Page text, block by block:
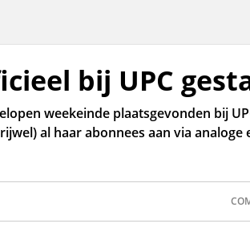
bij UPC
weekeinde plaatsgevonden bij
al haar abonnees aan via analoge